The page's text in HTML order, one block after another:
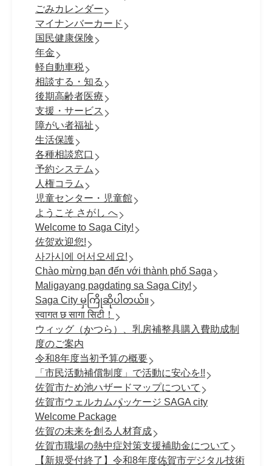
ごみカレンダー
マイナンバーカード
国民健康保険
年金
軽自動車税
相談する・知る
後期高齢者医療
支援・サービス
障がい者福祉
生活保護
各種相談窓口
予約システム
人権コラム
児童センター・児童館
ようこそ さがし へ
Welcome to Saga City!
佐贺欢迎您!
사가시에 어서오세요!
Chào mừng bạn đến với thành phố Saga
Maligayang pagdating sa Saga City!
Saga City မှကြိုဆိုပါတယ်။
स्वागत छ सागा सिटी！
ウィッグ（かつら）、乳房補整具購入費助成制
度のご案内
令和8年度当初予算の概要
「市民活動補償制度」で活動に安心を!!
佐賀市ため池ハザードマップについて
佐賀市ウェルカムパッケージ SAGA city
Welcome Package
佐賀の未来を創る人材育成
佐賀市職場の熱中症対策支援補助金について
【新規受付終了】令和8年度佐賀市デジタル技術